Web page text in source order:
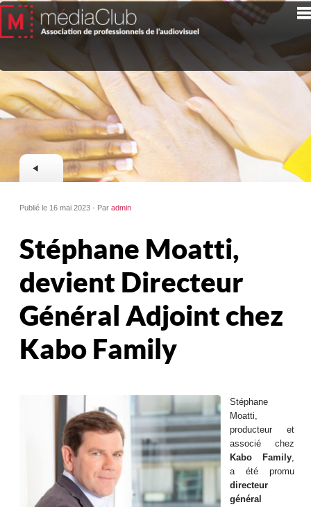
Publié le 16 mai 2023 - Paradmin
Stéphane Moatti,
devient Directeur
Général Adjoint chez
Kabo Family
Stéphane
Moatti,
producteur et
associé chez
Kabo Family,
a été promu
directeur
général